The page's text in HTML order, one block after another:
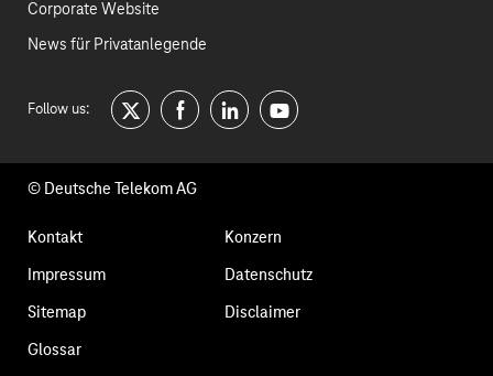
Corporate Website
News für Privatanlegende
Follow us:
twitterfacebooklinkedinyoutube
© Deutsche Telekom AG
Fußzeilennavigation
Kontakt Konzern
Impressum Datenschutz
Sitemap Disclaimer
Glossar